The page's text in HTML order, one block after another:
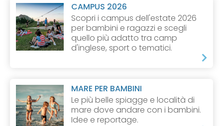
CAMPUS 2026
Scopri i campus dell'estate 2026
per bambini e ragazzi e scegli
quello più adatto tra camp
d'inglese, sport o tematici.
MARE PER BAMBINI
Le più belle spiagge e località di
mare dove andare con i bambini.
Idee e reportage.